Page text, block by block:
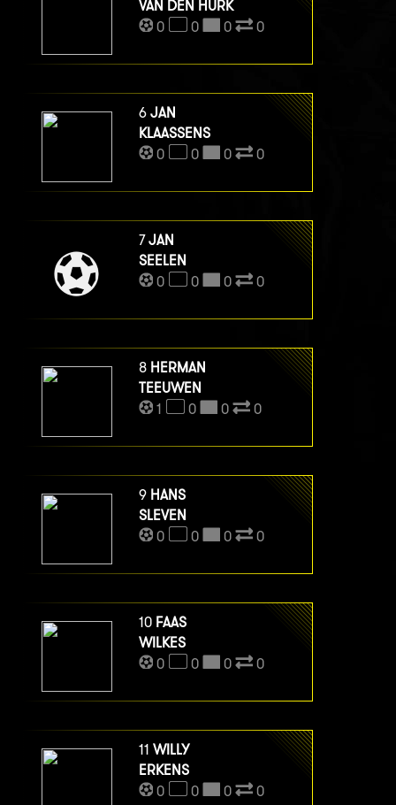
VAN DEN HURK
0
0 0 0
6 JAN
KLAASSENS
0
0 0 0
7JAN
SEELEN
0
0 0 0
8 HERMAN
TEEUWEN
1
0 0 0
9 HANS
SLEVEN
0
0 0 0
10 FAAS
WILKES
0
0 0 0
11 WILLY
ERKENS
0
0 0 0